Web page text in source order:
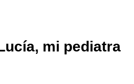
mi pediatra